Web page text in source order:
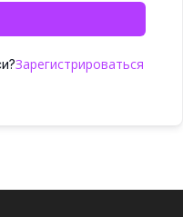
Зарегистрироваться